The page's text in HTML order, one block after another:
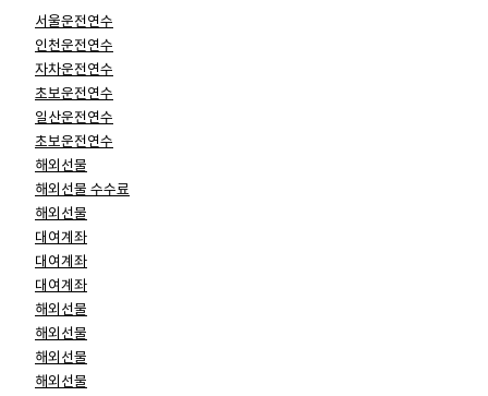
서울운전연수
인천운전연수
자차운전연수
초보운전연수
일산운전연수
초보운전연수
해외선물
해외선물 수수료
해외선물
대여계좌
대여계좌
대여계좌
해외선물
해외선물
해외선물
해외선물